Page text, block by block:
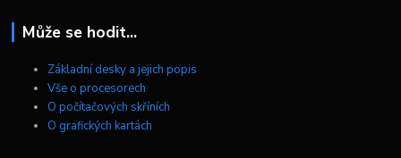
Může se hodit...
Základní desky a jejich popis
Vše o procesorech
O počítačových skříních
O grafických kartách